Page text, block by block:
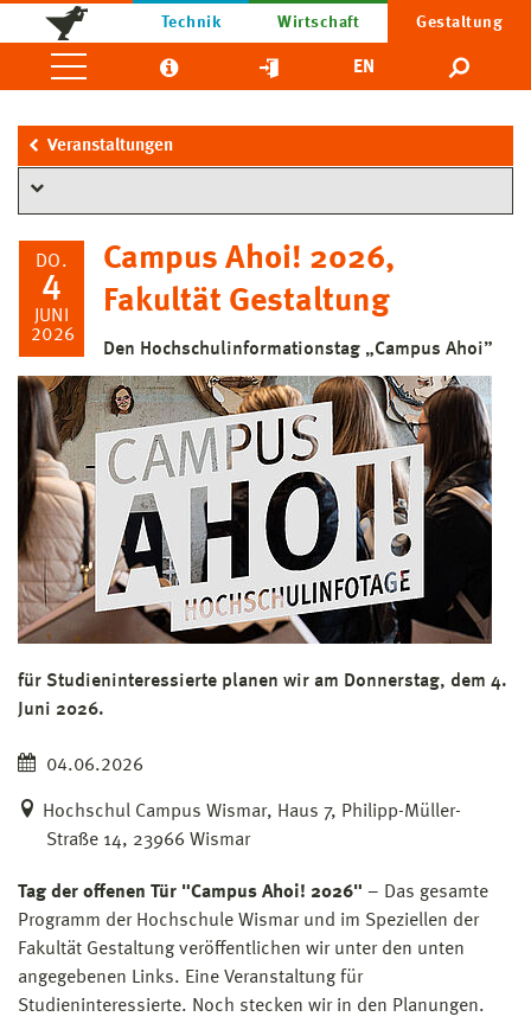
Technik Wirtschaft Gestaltung
EN
Veranstaltungen
DO.
4
JUNI
2026
Campus Ahoi! 2026,
Fakultät Gestaltung
Den Hochschulinformationstag „Campus Ahoi”
für Studieninteressierte planen wir am Donnerstag, dem 4.
Juni 2026.
04.06.2026
Hochschul Campus Wismar, Haus 7, Philipp-Müller-
Straße 14, 23966 Wismar
Tag der offenen Tür "Campus Ahoi! 2026" – Das gesamte
Programm der Hochschule Wismar und im Speziellen der
Fakultät Gestaltung veröffentlichen wir unter den unten
angegebenen Links. Eine Veranstaltung für
Studieninteressierte. Noch stecken wir in den Planungen.